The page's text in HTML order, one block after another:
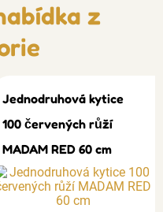
z
Jednodruhová kytice
100 červených růží
MADAM RED 60 cm